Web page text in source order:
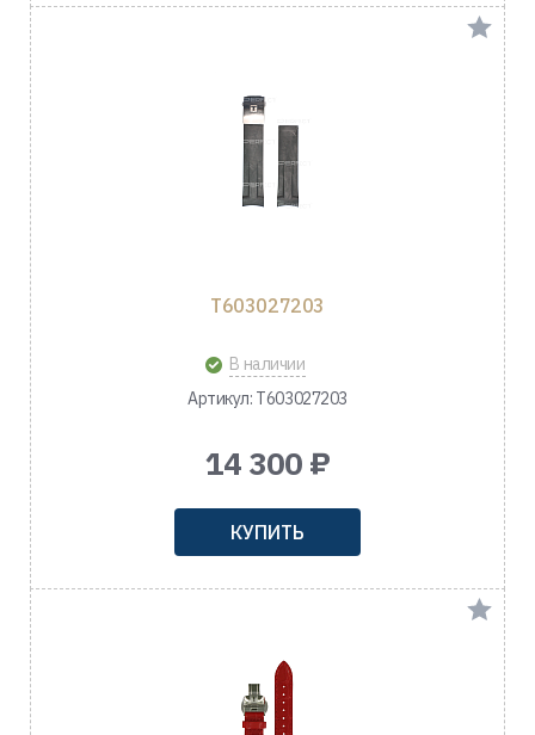
T603027203
В наличии
Артикул: T603027203
14 300 ₽
КУПИТЬ